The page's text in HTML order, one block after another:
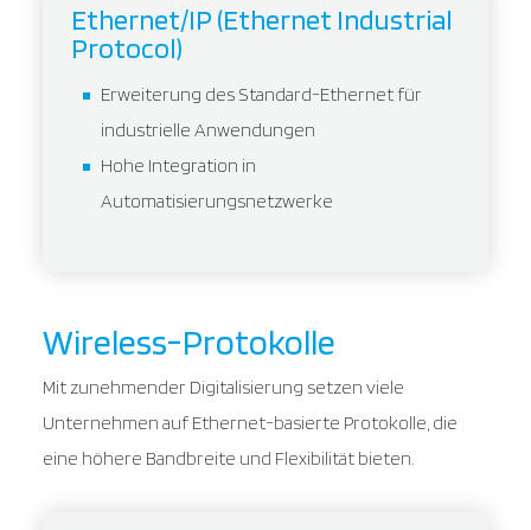
Ethernet/IP (Ethernet Industrial
Protocol)
Erweiterung des Standard-Ethernet für
industrielle Anwendungen
Hohe Integration in
Automatisierungsnetzwerke
Wireless-Protokolle
Mit zunehmender Digitalisierung setzen viele
Unternehmen auf Ethernet-basierte Protokolle, die
eine höhere Bandbreite und Flexibilität bieten.